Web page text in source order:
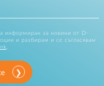
информиран за новини от D-
и разбирам и се съгласявам